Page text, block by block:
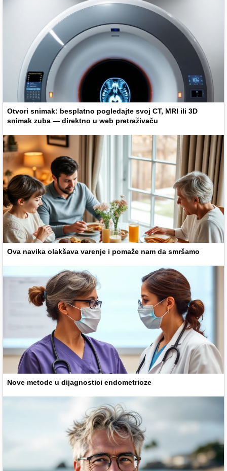
Otvori snimak: besplatno pogledajte svoj CT, MRI ili 3D
snimak zuba — direktno u web pretraživaču
Ova navika olakšava varenje i pomaže nam da smršamo
Nove metode u dijagnostici endometrioze